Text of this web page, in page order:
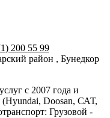
200 55 99
район , Бунедкор
с 2007 года и
(Hyundai, Doosan, САТ,
Грузовой -